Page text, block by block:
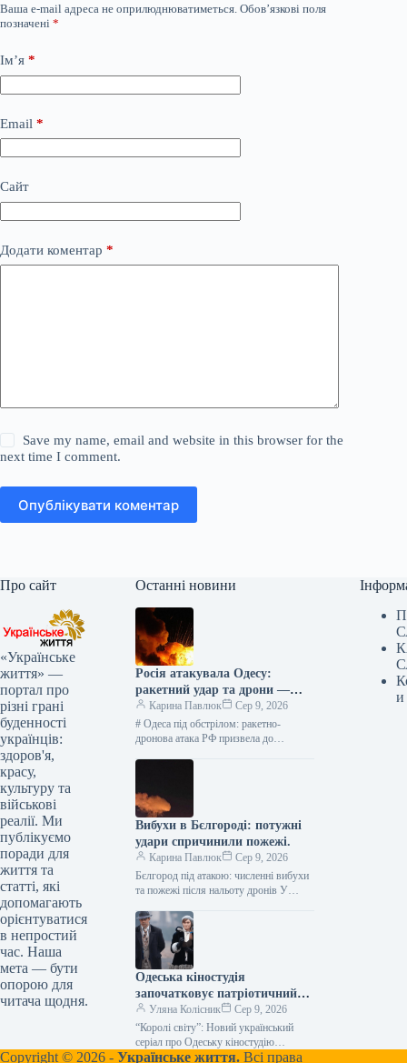
Ваша e-mail адреса не оприлюднюватиметься. Обов’язкові поля
позначені *
Ім’я *
Email *
Сайт
Додати коментар *
Save my name, email and website in this browser for the
next time I comment.
Опублікувати коментар
Про сайт
«Українське
життя» —
портал про
різні грані
буденності
українців:
здоров'я,
красу,
культуру та
військові
реалії. Ми
публікуємо
поради для
життя та
статті, які
допомагають
орієнтуватися
в непростий
час. Наша
мета — бути
опорою для
читача щодня.
Останні новини
Росія атакувала Одесу:
ракетний удар та дрони —
оперативні новини
Карина Павлюк
Сер 9, 2026
# Одеса під обстрілом: ракетно-
дронова атака РФ призвела до
Вибухи в Бєлгороді: потужні
удари спричинили пожежі.
Карина Павлюк
Сер 9, 2026
Бєлгород під атакою: численні вибухи
та пожежі після нальоту дронів У
спостерігається серія вибухів та
масштабні пожежі.…
Одеська кіностудія
започатковує патріотичний
серіал «Королі світу»
Уляна Колісник
Сер 9, 2026
“Королі світу”: Новий український
серіал про Одеську кіностудію
отримав державну підтримку
и
Copyright © 2026 - Українське життя. Всі права